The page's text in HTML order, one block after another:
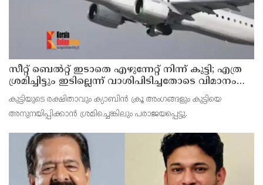
സീറ്റ് ബെല്‍റ്റ് ഇടാതെ എഴുന്നേറ്റ് നിന്ന് കുട്ടി; എത്ര
ശ്രമിച്ചിട്ടും ഇടില്ലെന്ന് വാശിപിടിച്ചതോടെ വിമാനം
റദ്ദാക്കി
കുട്ടിയുടെ രക്ഷിതാവും ക്യാബിന്‍ ക്രൂ അംഗങ്ങളും കുട്ടിയെ
അനുനയിപ്പിക്കാന്‍ ശ്രമിച്ചെങ്കിലും പരാജയപ്പെട്ടു.